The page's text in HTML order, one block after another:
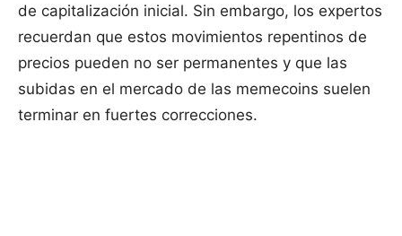
de capitalización inicial. Sin embargo, los expertos
recuerdan que estos movimientos repentinos de
precios pueden no ser permanentes y que las
subidas en el mercado de las memecoins suelen
terminar en fuertes correcciones.